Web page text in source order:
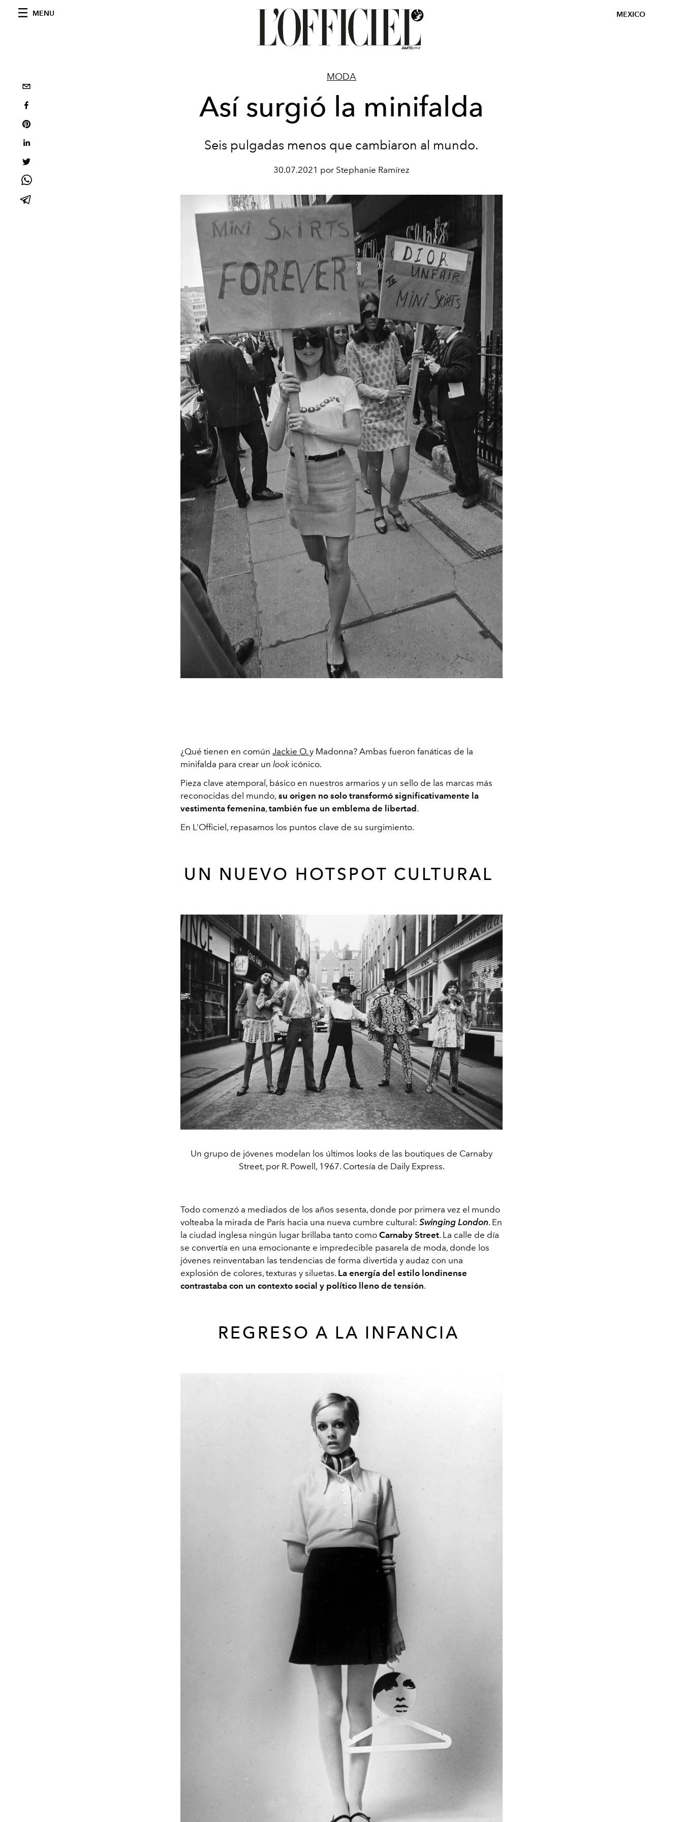
MENU MEXICO
MODA
Así surgió la minifalda
Seis pulgadas menos que cambiaron al mundo.
30.07.2021 por Stephanie Ramírez
¿Qué tienen en común Jackie O. y Madonna? Ambas fueron fanáticas de la
minifalda para crear un look icónico.
Pieza clave atemporal, básico en nuestros armarios y un sello de las marcas más
reconocidas del mundo, su origen no solo transformó significativamente la
vestimenta femenina, también fue un emblema de libertad .
En L’Officiel, repasamos los puntos clave de su surgimiento.
UN NUEVO HOTSPOT CULTURAL
Un grupo de jóvenes modelan los últimos looks de las boutiques de Carnaby
Street, por R. Powell, 1967. Cortesía de Daily Express.
Todo comenzó a mediados de los años sesenta, donde por primera vez el mundo
volteaba la mirada de París hacia una nueva cumbre cultural: Swinging London. En
la ciudad inglesa ningún lugar brillaba tanto como Carnaby Street. La calle de día
se convertía en una emocionante e impredecible pasarela de moda, donde los
jóvenes reinventaban las tendencias de forma divertida y audaz con una
explosión de colores, texturas y siluetas. La energía del estilo londinense
contrastaba con un contexto social y político lleno de tensión.
REGRESO A LA INFANCIA